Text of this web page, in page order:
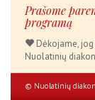
Prašome
programą
Dėkojame,
Nuolatinių
© Nuolatinių